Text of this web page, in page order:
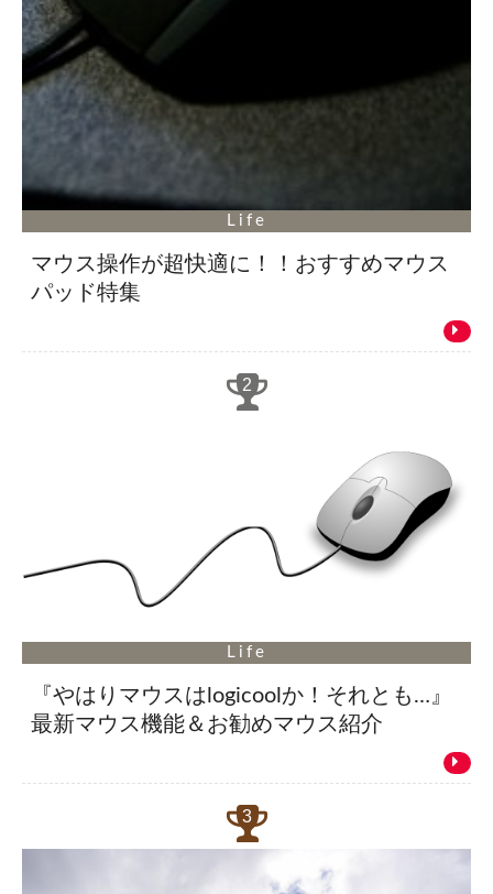
Life
マウス操作が超快適に！！おすすめマウス
パッド特集
Life
『やはりマウスはlogicoolか！それとも…』
最新マウス機能＆お勧めマウス紹介